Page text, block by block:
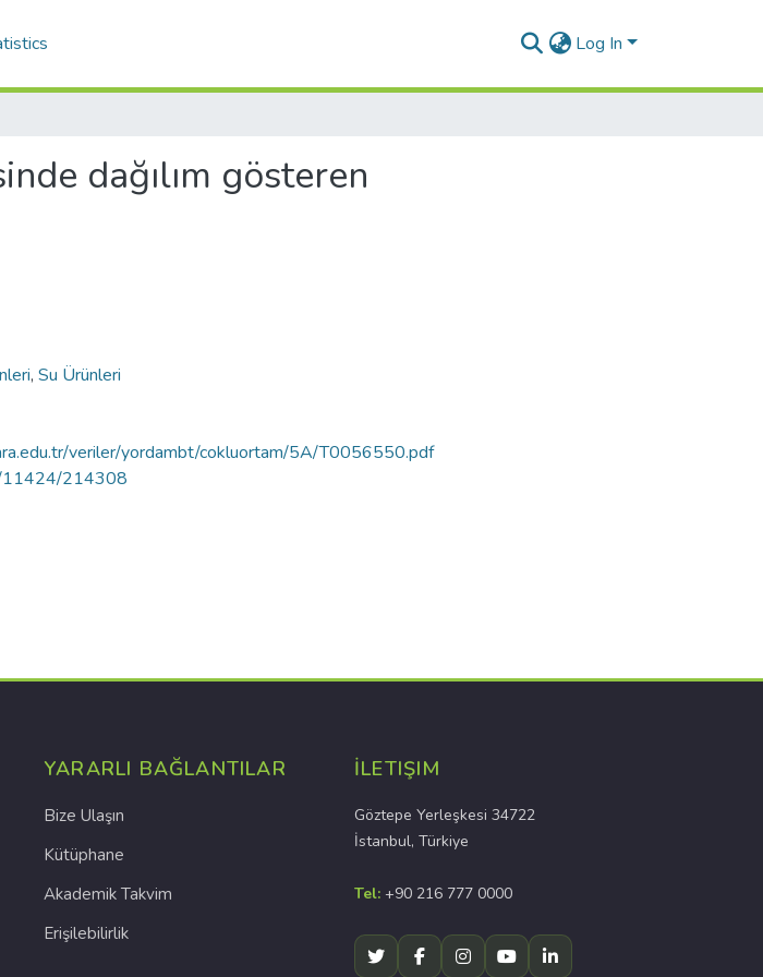
Log In
dağılım gösteren
, Su Ürünleri
veriler/yordambt/cokluortam/5A/T0056550.pdf
11424/214308
YARARLI BAĞLANTILAR
Bize Ulaşın
Kütüphane
Akademik Takvim
Erişilebilirlik
İLETIŞIM
Göztepe Yerleşkesi 34722
İstanbul, Türkiye
Tel: +90 216 777 0000